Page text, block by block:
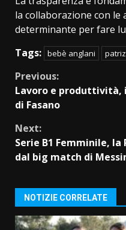
la collaborazione con
determinante per fare
Tags: bebè anglani
Continue
Reading
Previous:
Lavoro e produttività,
di Fasano
Next:
Serie B1 Femminile,
dal big match di
NOTIZIE CORRELATE